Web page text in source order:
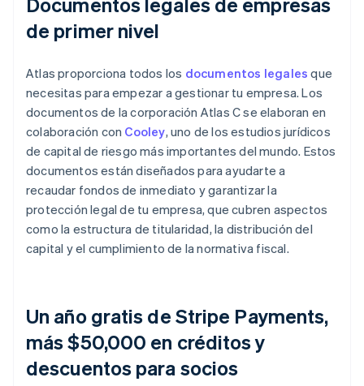
de primer nivel
Atlas proporciona todos los documentos legales que
necesitas para empezar a gestionar tu empresa. Los
documentos de la corporación Atlas C se elaboran en
colaboración con Cooley, uno de los estudios jurídicos
de capital de riesgo más importantes del mundo. Estos
documentos están diseñados para ayudarte a
recaudar fondos de inmediato y garantizar la
protección legal de tu empresa, que cubren aspectos
como la estructura de titularidad, la distribución del
capital y el cumplimiento de la normativa fiscal.
Un año gratis de Stripe Payments,
más $50,000 en créditos y
descuentos para socios